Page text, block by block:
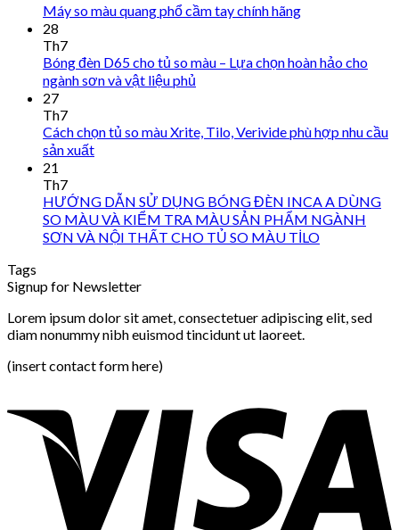
Máy so màu quang phổ cầm tay chính hãng
28
Th7
Bóng đèn D65 cho tủ so màu – Lựa chọn hoàn hảo cho
ngành sơn và vật liệu phủ
27
Th7
Cách chọn tủ so màu Xrite, Tilo, Verivide phù hợp nhu cầu
sản xuất
21
Th7
HƯỚNG DẪN SỬ DỤNG BÓNG ĐÈN INCA A DÙNG
SO MÀU VÀ KIỂM TRA MÀU SẢN PHẨM NGÀNH
SƠN VÀ NỘI THẤT CHO TỦ SO MÀU TİLO
Tags
Signup for Newsletter
Lorem ipsum dolor sit amet, consectetuer adipiscing elit, sed
diam nonummy nibh euismod tincidunt ut laoreet.
(insert contact form here)